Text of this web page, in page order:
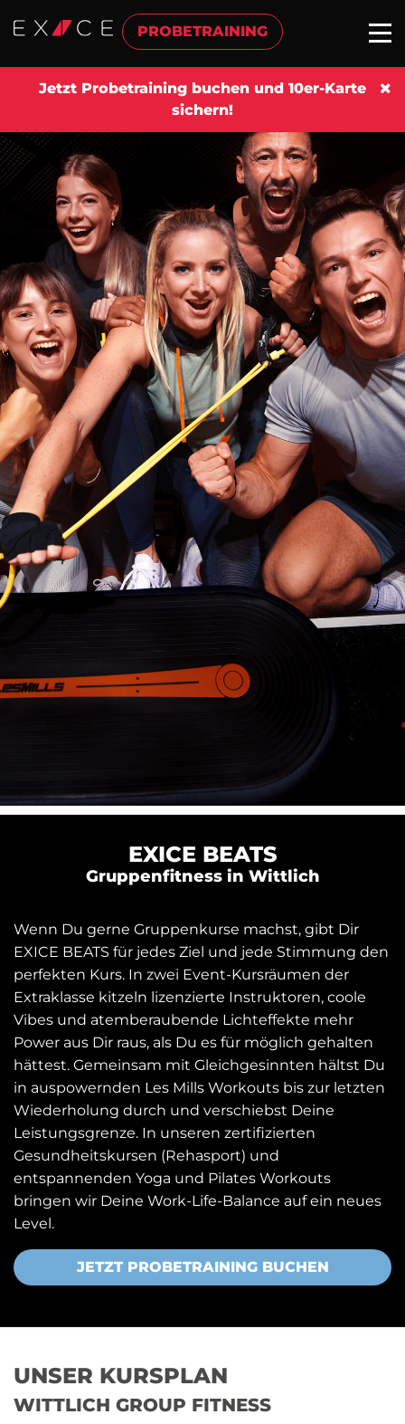
PROBETRAINING
Jetzt Probetraining buchen und 10er-Karte
sichern!
EXICE BEATS
Gruppenfitness in Wittlich
Wenn Du gerne Gruppenkurse machst, gibt Dir
EXICE BEATS für jedes Ziel und jede Stimmung den
perfekten Kurs. In zwei Event-Kursräumen der
Extraklasse kitzeln lizenzierte Instruktoren, coole
Vibes und atemberaubende Lichteffekte mehr
Power aus Dir raus, als Du es für möglich gehalten
hättest. Gemeinsam mit Gleichgesinnten hältst Du
in auspowernden Les Mills Workouts bis zur letzten
Wiederholung durch und verschiebst Deine
Leistungsgrenze. In unseren zertifizierten
Gesundheitskursen (Rehasport) und
entspannenden Yoga und Pilates Workouts
bringen wir Deine Work-Life-Balance auf ein neues
Level.
JETZT PROBETRAINING BUCHEN
UNSER KURSPLAN
WITTLICH GROUP FITNESS